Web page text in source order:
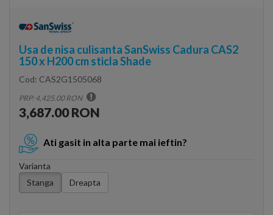
Usa de nisa culisanta SanSwiss Cadura CAS2
150 x H200 cm sticla Shade
Cod: CAS2G1505068
PRP: 4,425.00 RON
3,687.00 RON
Ati gasit in alta parte mai ieftin?
Varianta
Stanga
Dreapta